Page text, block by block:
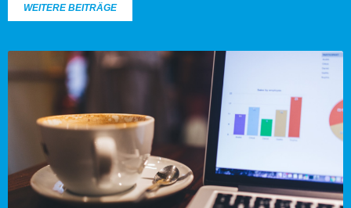
WEITERE BEITRÄGE